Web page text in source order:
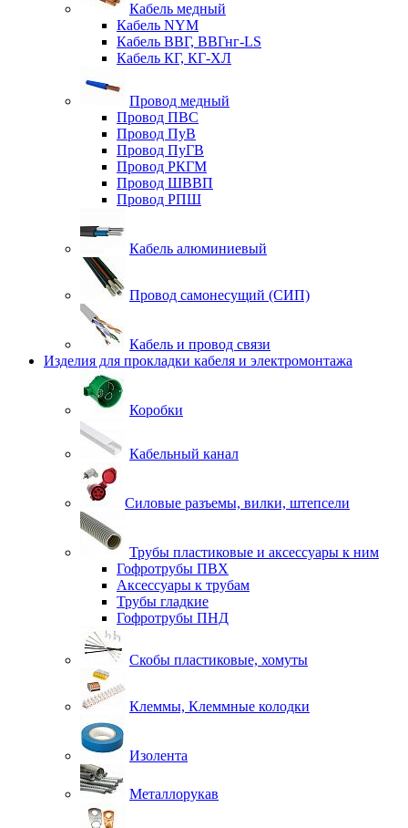
Кабель медный
Кабель NYM
Кабель ВВГ, ВВГнг-LS
Кабель КГ, КГ-ХЛ
Провод медный
Провод ПВС
Провод ПуВ
Провод ПуГВ
Провод РКГМ
Провод ШВВП
Провод РПШ
Кабель алюминиевый
Провод самонесущий (СИП)
Кабель и провод связи
Изделия для прокладки кабеля и электромонтажа
Коробки
Кабельный канал
Силовые разъемы, вилки, штепсели
Трубы пластиковые и аксессуары к ним
Гофротрубы ПВХ
Аксессуары к трубам
Трубы гладкие
Гофротрубы ПНД
Скобы пластиковые, хомуты
Клеммы, Клеммные колодки
Изолента
Металлорукав